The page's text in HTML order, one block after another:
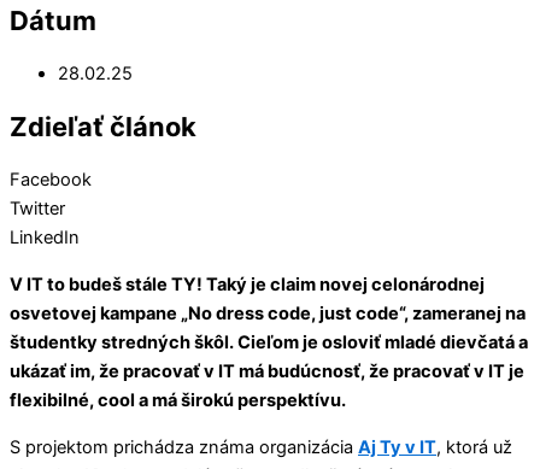
Dátum
28.02.25
Zdieľať článok
Facebook
Twitter
LinkedIn
V IT to budeš stále TY! Taký je claim novej celonárodnej
osvetovej kampane „No dress code, just code“, zameranej na
študentky stredných škôl. Cieľom je osloviť mladé dievčatá a
ukázať im, že pracovať v IT má budúcnosť, že pracovať v IT je
flexibilné, cool a má širokú perspektívu.
S projektom prichádza známa organizácia Aj Ty v IT, ktorá už